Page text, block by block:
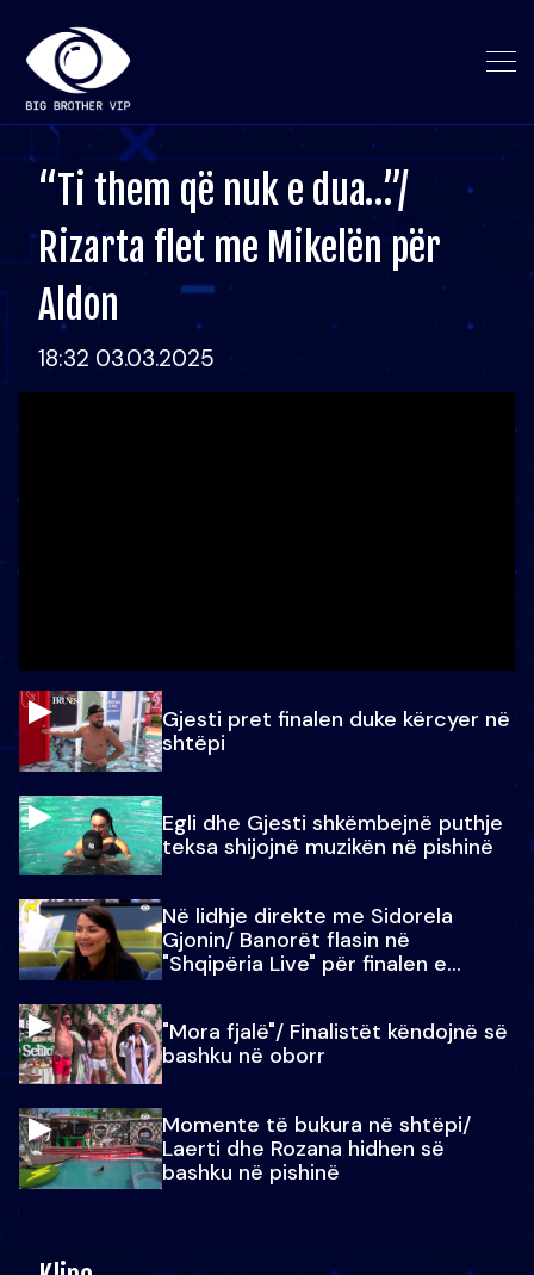
“Ti them që nuk e dua…”/
Rizarta flet me Mikelën për
Aldon
18:32 03.03.2025
Gjesti pret finalen duke kërcyer në
shtëpi
Egli dhe Gjesti shkëmbejnë puthje
teksa shijojnë muzikën në pishinë
Në lidhje direkte me Sidorela
Gjonin/ Banorët flasin në
"Shqipëria Live" për finalen e
"Mora fjalë"/ Finalistët këndojnë së
bashku në oborr
Momente të bukura në shtëpi/
Laerti dhe Rozana hidhen së
bashku në pishinë